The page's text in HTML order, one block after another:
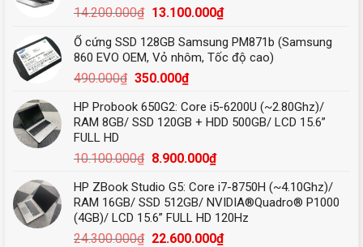
14.200.000₫ Giá
là:
14.200.000₫.
13.100.000₫Giá
tại
là:
Ổ cứng SSD 128GB Samsung PM871b (Samsung
860 EVO OEM, Vỏ nhôm, Tốc độ cao)
490.000₫ Giá
là:
490.000₫.
350.000₫Giá
tại
là:
HP Probook 650G2: Core i5-6200U (~2.80Ghz)/
RAM 8GB/ SSD 120GB + HDD 500GB/ LCD 15.6”
FULL HD
10.100.000₫ Giá
là:
10.100.000₫.
8.900.000₫Giá
tại
là:
8.900.000₫.
HP ZBook Studio G5: Core i7-8750H (~4.10Ghz)/
RAM 16GB/ SSD 512GB/ NVIDIA®Quadro® P1000
(4GB)/ LCD 15.6” FULL HD 120Hz
24.300.000₫ Giá
22.600.000₫Giá